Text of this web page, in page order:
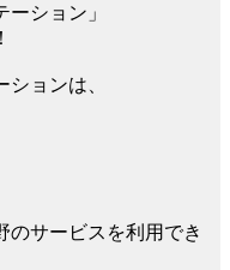
ーション」
ョンは、
のサービスを利用でき